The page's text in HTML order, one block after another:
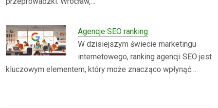
Agencje SEO ranking
W dzisiejszym świecie marketingu
internetowego, ranking agencji SEO jest
kluczowym elementem, który może znacząco wpłynąć…